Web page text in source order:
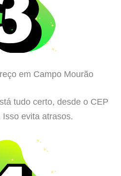
em Campo Mourão
tudo certo, desde o CEP
evita atrasos.